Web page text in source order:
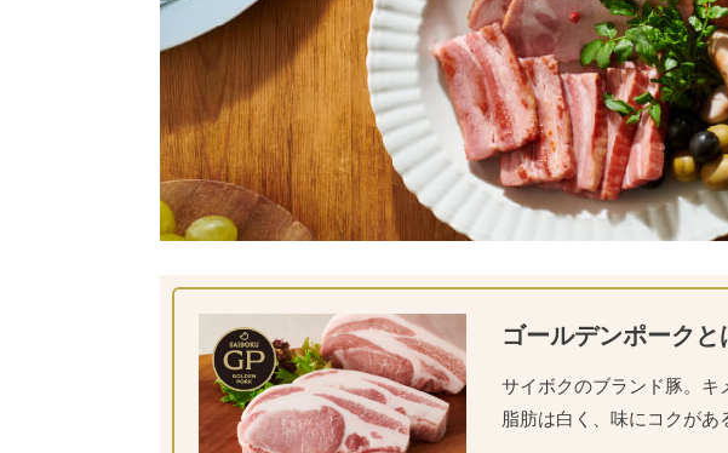
ゴールデンポークと
サイボクのブランド豚。キ
脂肪は白く、味にコクがあ